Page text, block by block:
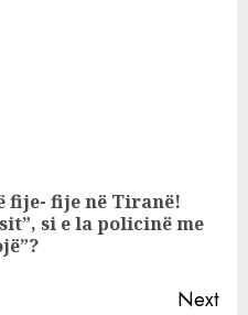
fije- fije në Tiranë!
si e la policinë me
Next